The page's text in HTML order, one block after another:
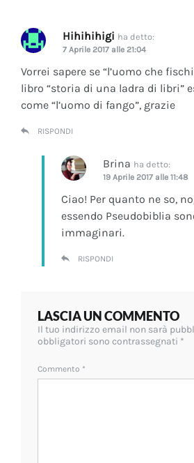
Hihihihigi ha detto:
7 Aprile 2017 alle 21:04
Vorrei sapere se “l’uomo che
libro “storia di una ladra di libri”
come “l’uomo di fango”, grazie
RISPONDI
Brina ha detto:
19 Aprile 2017 alle 11:48
Ciao! Per quanto ne so,
essendo Pseudobiblia
immaginari.
RISPONDI
LASCIA UN COMMENTO
Il tuo indirizzo email non sarà
obbligatori sono contrassegnati *
Commento *